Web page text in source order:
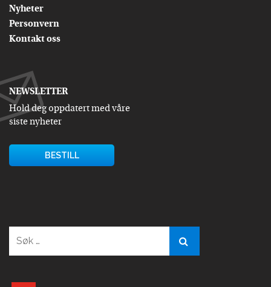
Nyheter
Personvern
Kontakt oss
NEWSLETTER
Hold deg oppdatert med våre
siste nyheter
BESTILL